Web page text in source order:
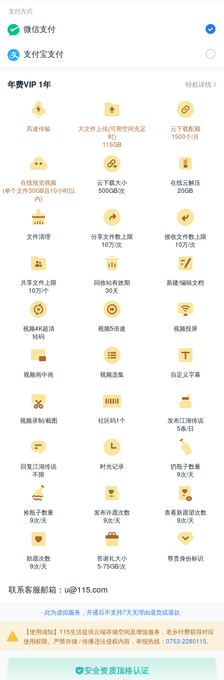
支付方式
微信支付
支付宝支付
年费VIP 1年 特权详情
高速传输
大文件上传(可用空间充足
时)
115GB
云下载配额
1500个/月
在线预览视频
(单个文件30GB且10小时以
内)
云下载大小
500GB/次
在线云解压
20GB
文件清理
分享文件数上限
10万/次
接收文件数上限
10万/次
共享文件上限
10万/个
回收站有效期
30天
新建/编辑文档
视频4K超清
转码
视频5倍速 视频投屏
视频画中画 视频选集 自定义字幕
视频录制/截图 社区码1个
发布江湖传说
5条/日
回复江湖传说
不限
时光记录
扔瓶子数量
9次/天
捡瓶子数量
9次/天
发布许愿次数
9次/天
查看新愿望次数
9次/天
助愿次数
9次/天
答谢礼大小
5-75GB/次
尊贵身份标识
联系客服邮箱： u@115.com
- 此为虚拟服务，开通后不支持7天无理由退货或退款 -
【使用须知】115生活提供云端存储空间及增值服务，老乡付费获得对应
使用权限。严禁存储 / 传播违法侵权内容，举报热线： 0753-2280115。
安全资质顶格认证